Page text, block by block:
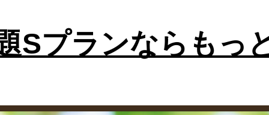
Sプランならもっ